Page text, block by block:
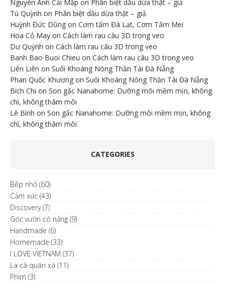
Nguyên Anh Cải Mập on Phân biệt dầu dừa thật – giả
Tú Quỳnh on Phân biệt dầu dừa thật – giả
Huỳnh Đức Dũng on Cơm tấm Đà Lạt, Cơm Tấm Mei
Hoa Cỏ May on Cách làm rau câu 3D trong veo
Dư Quỳnh on Cách làm rau câu 3D trong veo
Banh Bao Buoi Chieu on Cách làm rau câu 3D trong veo
Liên Liên on Suối Khoáng Nóng Thần Tài Đà Nẵng
Phan Quốc Khương on Suối Khoáng Nóng Thần Tài Đà Nẵng
Bich Chi on Son gấc Nanahome: Dưỡng môi mềm mịn, không
chì, không thâm môi
Lê Bình on Son gấc Nanahome: Dưỡng môi mềm mịn, không
chì, không thâm môi
CATEGORIES
Bếp nhỏ (60)
Cảm xúc (43)
Discovery(7)
Góc vườn có nắng (9)
Handmade (6)
Homemade (33)
I LOVE VIETNAM (37)
La cà quán xá (11)
Phim (3)